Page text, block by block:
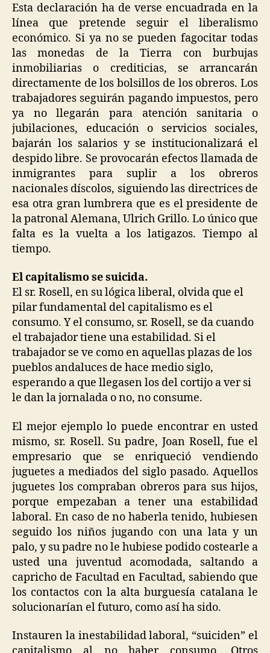
Esta declaración ha de verse encuadrada en la
línea que pretende seguir el liberalismo
económico. Si ya no se pueden fagocitar todas
las monedas de la Tierra con burbujas
inmobiliarias o crediticias, se arrancarán
directamente de los bolsillos de los obreros. Los
trabajadores seguirán pagando impuestos, pero
ya no llegarán para atención sanitaria o
jubilaciones, educación o servicios sociales,
bajarán los salarios y se institucionalizará el
despido libre. Se provocarán efectos llamada de
inmigrantes para suplir a los obreros
nacionales díscolos, siguiendo las directrices de
esa otra gran lumbrera que es el presidente de
la patronal Alemana, Ulrich Grillo. Lo único que
falta es la vuelta a los latigazos. Tiempo al
tiempo.
El capitalismo se suicida.
El sr. Rosell, en su lógica liberal, olvida que el
pilar fundamental del capitalismo es el
consumo. Y el consumo, sr. Rosell, se da cuando
el trabajador tiene una estabilidad. Si el
trabajador se ve como en aquellas plazas de los
pueblos andaluces de hace medio siglo,
esperando a que llegasen los del cortijo a ver si
le dan la jornalada o no, no consume.
El mejor ejemplo lo puede encontrar en usted
mismo, sr. Rosell. Su padre, Joan Rosell, fue el
empresario que se enriqueció vendiendo
juguetes a mediados del siglo pasado. Aquellos
juguetes los compraban obreros para sus hijos,
porque empezaban a tener una estabilidad
laboral. En caso de no haberla tenido, hubiesen
seguido los niños jugando con una lata y un
palo, y su padre no le hubiese podido costearle a
usted una juventud acomodada, saltando a
capricho de Facultad en Facultad, sabiendo que
los contactos con la alta burguesía catalana le
solucionarían el futuro, como así ha sido.
Instauren la inestabilidad laboral, “suiciden” el